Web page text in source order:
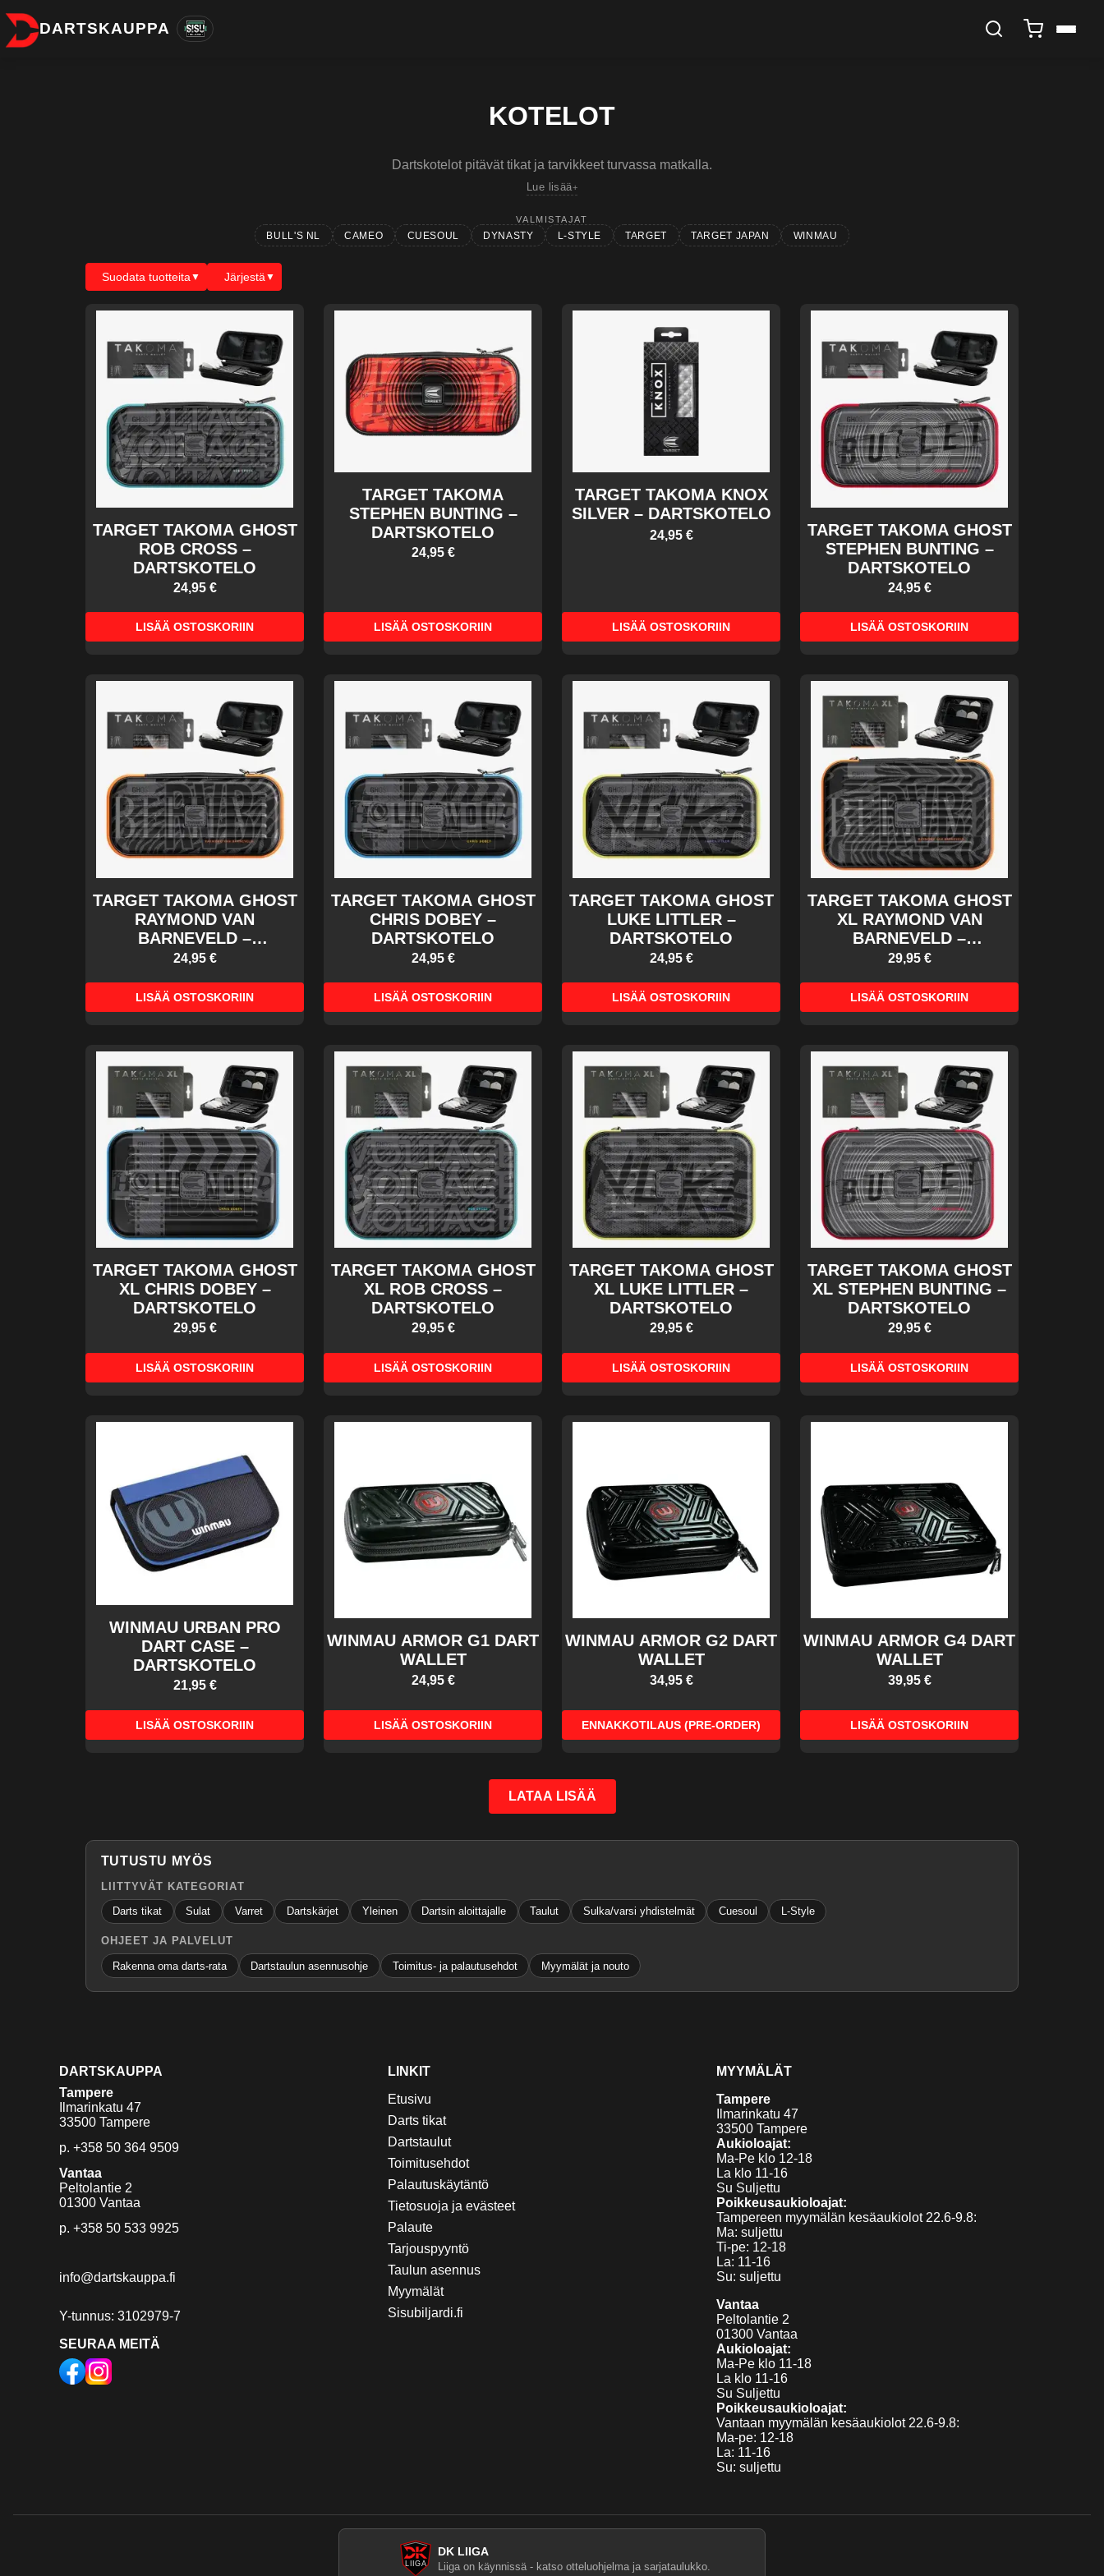
DARTSKAUPPA
KOTELOT
Dartskotelot pitävät tikat ja tarvikkeet turvassa matkalla.
Lue lisää
VALMISTAJAT
BULL'S NL CAMEO CUESOUL DYNASTY L-STYLE TARGET TARGET JAPAN WINMAU
Suodata tuotteita Järjestä
TARGET TAKOMA GHOST
ROB CROSS –
DARTSKOTELO
24,95 €
LISÄÄ OSTOSKORIIN
TARGET TAKOMA
STEPHEN BUNTING –
DARTSKOTELO
24,95 €
LISÄÄ OSTOSKORIIN
TARGET TAKOMA KNOX
SILVER – DARTSKOTELO
24,95 €
LISÄÄ OSTOSKORIIN
TARGET TAKOMA GHOST
STEPHEN BUNTING –
DARTSKOTELO
24,95 €
LISÄÄ OSTOSKORIIN
TARGET TAKOMA GHOST
RAYMOND VAN
BARNEVELD –
DARTSKOTELO
24,95 €
LISÄÄ OSTOSKORIIN
TARGET TAKOMA GHOST
CHRIS DOBEY –
DARTSKOTELO
24,95 €
LISÄÄ OSTOSKORIIN
TARGET TAKOMA GHOST
LUKE LITTLER –
DARTSKOTELO
24,95 €
LISÄÄ OSTOSKORIIN
TARGET TAKOMA GHOST
XL RAYMOND VAN
BARNEVELD –
DARTSKOTELO
29,95 €
LISÄÄ OSTOSKORIIN
TARGET TAKOMA GHOST
XL CHRIS DOBEY –
DARTSKOTELO
29,95 €
LISÄÄ OSTOSKORIIN
TARGET TAKOMA GHOST
XL ROB CROSS –
DARTSKOTELO
29,95 €
LISÄÄ OSTOSKORIIN
TARGET TAKOMA GHOST
XL LUKE LITTLER –
DARTSKOTELO
29,95 €
LISÄÄ OSTOSKORIIN
TARGET TAKOMA GHOST
XL STEPHEN BUNTING –
DARTSKOTELO
29,95 €
LISÄÄ OSTOSKORIIN
WINMAU URBAN PRO
DART CASE –
DARTSKOTELO
21,95 €
LISÄÄ OSTOSKORIIN
WINMAU ARMOR G1 DART
WALLET
24,95 €
LISÄÄ OSTOSKORIIN
WINMAU ARMOR G2 DART
WALLET
34,95 €
ENNAKKOTILAUS (PRE-ORDER)
WINMAU ARMOR G4 DART
WALLET
39,95 €
LISÄÄ OSTOSKORIIN
LATAA LISÄÄ
TUTUSTU MYÖS
LIITTYVÄT KATEGORIAT
Darts tikat Sulat Varret Dartskärjet Yleinen Dartsin aloittajalle Taulut Sulka/varsi yhdistelmät Cuesoul L-Style
OHJEET JA PALVELUT
Rakenna oma darts-rata Dartstaulun asennusohje Toimitus- ja palautusehdot Myymälät ja nouto
DARTSKAUPPA
Tampere
Ilmarinkatu 47
33500 Tampere
p. +358 50 364 9509
Vantaa
Peltolantie 2
01300 Vantaa
p. +358 50 533 9925
info@dartskauppa.fi
Y-tunnus: 3102979-7
SEURAA MEITÄ
LINKIT
Etusivu
Darts tikat
Dartstaulut
Toimitusehdot
Palautuskäytäntö
Tietosuoja ja evästeet
Palaute
Tarjouspyyntö
Taulun asennus
Myymälät
Sisubiljardi.fi
MYYMÄLÄT
Tampere
Ilmarinkatu 47
33500 Tampere
Aukioloajat:
Ma-Pe klo 12-18
La klo 11-16
Su Suljettu
Poikkeusaukioloajat:
Tampereen myymälän kesäaukiolot 22.6-9.8:
Ma: suljettu
Ti-pe: 12-18
La: 11-16
Su: suljettu
Vantaa
Peltolantie 2
01300 Vantaa
Aukioloajat:
Ma-Pe klo 11-18
La klo 11-16
Su Suljettu
Poikkeusaukioloajat:
Vantaan myymälän kesäaukiolot 22.6-9.8:
Ma-pe: 12-18
La: 11-16
Su: suljettu
DK LIIGA
Liiga on käynnissä - katso otteluohjelma ja sarjataulukko.